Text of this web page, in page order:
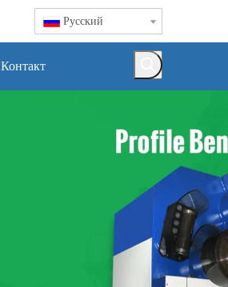
Pусский
Контакт